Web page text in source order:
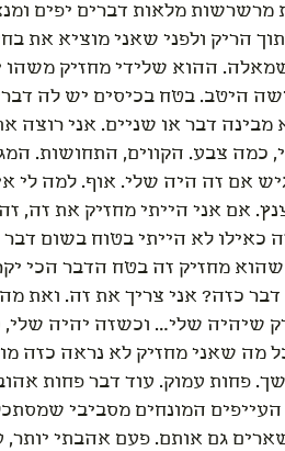
מרשרשות מלאות דברים יפים
הריק ולפני שאני מוציא את
ההוא שלידי מחזיק משהו
היטב. בטח בכיסים יש לה
מבינה דבר או שניים. אני רוצה
כמה צבע. הקווים, התחושות.
אם זה היה שלי. אוף. למה לי
אם אני הייתי מחזיק את זה,
כאילו לא הייתי בטוח בשום
מחזיק זה בטח הדבר הכי
דבר כזה? אני צריך את זה. ואת
שיהיה שלי… וכשזה יהיה
מה שאני מחזיק לא נראה כזה
פחות עמוק. עוד דבר פחות
המונחים מסביבי
גם אותם. פעם אהבתי